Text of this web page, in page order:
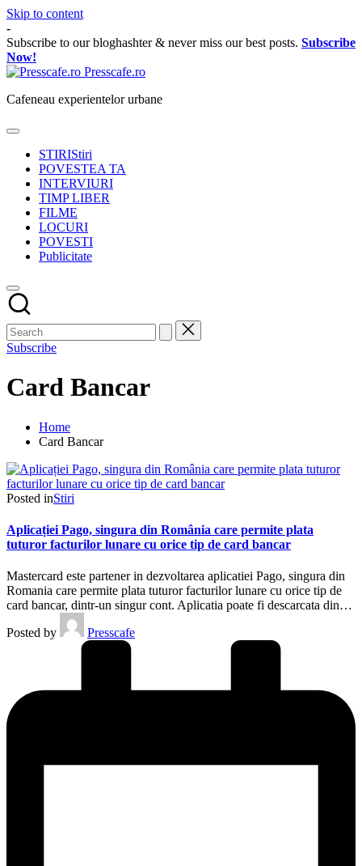
Skip to content
-
Subscribe to our bloghashter & never miss our best posts. Subscribe
Now!
Presscafe.ro
Cafeneau experientelor urbane
STIRIStiri
POVESTEA TA
INTERVIURI
TIMP LIBER
FILME
LOCURI
POVESTI
Publicitate
Subscribe
Card Bancar
Home
Card Bancar
Posted inStiri
Aplicației Pago, singura din România care permite plata
tuturor facturilor lunare cu orice tip de card bancar
Mastercard este partener in dezvoltarea aplicatiei Pago, singura din
Romania care permite plata tuturor facturilor lunare cu orice tip de
card bancar, dintr-un singur cont. Aplicatia poate fi descarcata din…
Posted by
Presscafe